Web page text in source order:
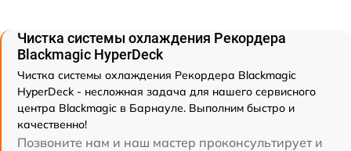
Чистка системы охлаждения Рекордера
Blackmagic HyperDeck
Чистка системы охлаждения Рекордера Blackmagic
HyperDeck - несложная задача для нашего сервисного
центра Blackmagic в Барнауле. Выполним быстро и
качественно!
Позвоните нам и наш мастер проконсультирует и